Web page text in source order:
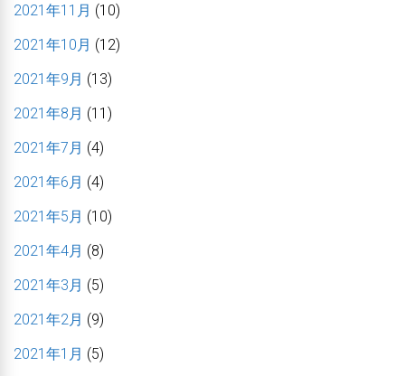
2021年11月 (10)
2021年10月 (12)
2021年9月 (13)
2021年8月 (11)
2021年7月 (4)
2021年6月 (4)
2021年5月 (10)
2021年4月 (8)
2021年3月 (5)
2021年2月 (9)
2021年1月 (5)